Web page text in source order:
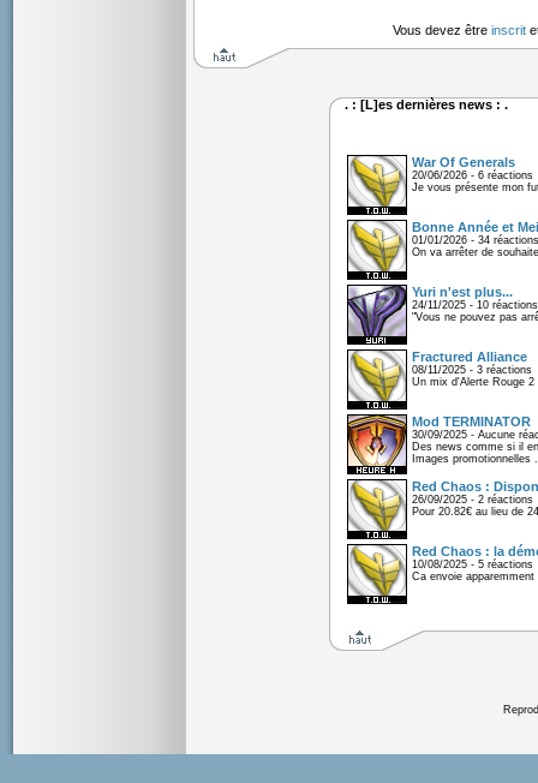
Vous devez être inscrit
. : [L]es dernières news : .
War Of Generals
20/06/2026 - 6 réactions
Je vous présente mon
Bonne Année et
01/01/2026 - 34 réactions
On va arrêter de
Yuri n'est plus...
24/11/2025 - 10 réactions
"Vous ne pouvez pas
Fractured Alliance
08/11/2025 - 3 réactions
Un mix d'Alerte Rouge
Mod TERMINATOR
30/09/2025 - Aucune
Des news comme si il
Images promotionnelles .
Red Chaos :
26/09/2025 - 2 réactions
Pour 20.82€ au lieu de
Red Chaos : la
10/08/2025 - 5 réactions
Ca envoie apparemment